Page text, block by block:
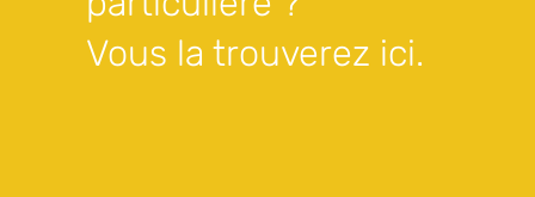
Vous la trouverez ici.